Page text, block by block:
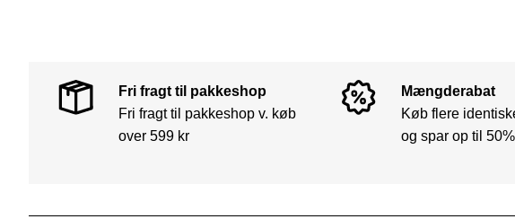
Fri fragt til pakkeshop
Fri fragt til pakkeshop v. køb
over 599 kr
Mængderabat
Køb flere
og spar op til 50%